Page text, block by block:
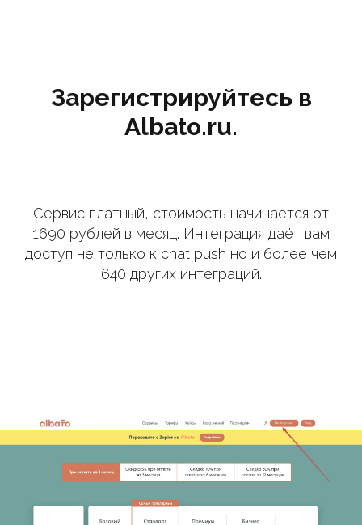
Зарегистрируйтесь в
Albato.ru.
Сервис платный, стоимость начинается от
1690 рублей в месяц. Интеграция даёт вам
доступ не только к chat push но и более чем
640 других интеграций.